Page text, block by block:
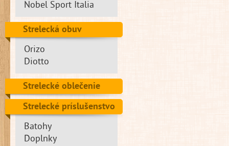
Nobel Sport Italia
Strelecká obuv
Orizo
Diotto
Strelecké oblečenie
Strelecké príslušenstvo
Batohy
Doplnky